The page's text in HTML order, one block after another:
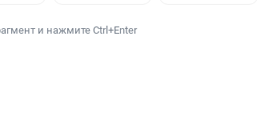
и нажмите Ctrl+Enter